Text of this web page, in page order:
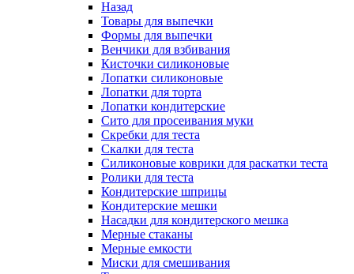
Назад
Товары для выпечки
Формы для выпечки
Венчики для взбивания
Кисточки силиконовые
Лопатки силиконовые
Лопатки для торта
Лопатки кондитерские
Сито для просеивания муки
Скребки для теста
Скалки для теста
Силиконовые коврики для раскатки теста
Ролики для теста
Кондитерские шприцы
Кондитерские мешки
Насадки для кондитерского мешка
Мерные стаканы
Мерные емкости
Миски для смешивания